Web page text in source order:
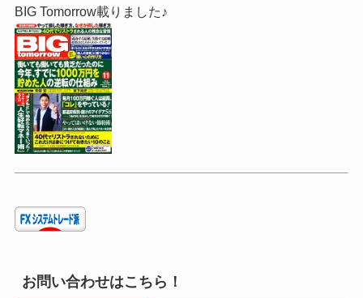
BIG Tomorrow載りました♪
お問い合わせはこちら！